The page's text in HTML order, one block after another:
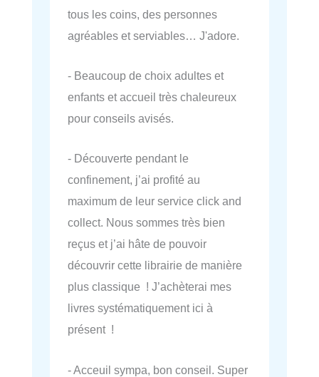
tous les coins, des personnes
agréables et serviables… J'adore.
- Beaucoup de choix adultes et
enfants et accueil très chaleureux
pour conseils avisés.
- Découverte pendant le
confinement, j’ai profité au
maximum de leur service click and
collect. Nous sommes très bien
reçus et j’ai hâte de pouvoir
découvrir cette librairie de manière
plus classique ! J’achèterai mes
livres systématiquement ici à
présent !
- Acceuil sympa, bon conseil. Super